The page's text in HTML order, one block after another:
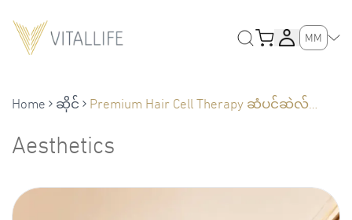
MM
Home ဆိုင်
Premium Hair Cell Therapy ဆံပင်ဆဲလ်
Aesthetics